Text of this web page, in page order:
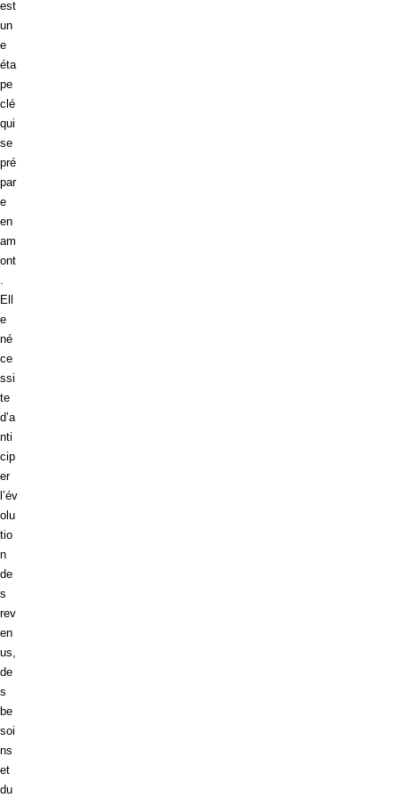
est
un
e
éta
pe
clé
qui
se
pré
par
e
en
am
ont
.
Ell
e
né
ce
ssi
te
d’a
nti
cip
er
l’év
olu
tio
n
de
s
rev
en
us,
de
s
be
soi
ns
et
du